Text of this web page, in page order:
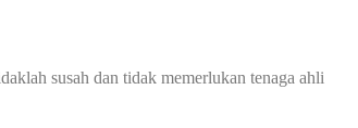
susah dan tidak memerlukan tenaga ahli